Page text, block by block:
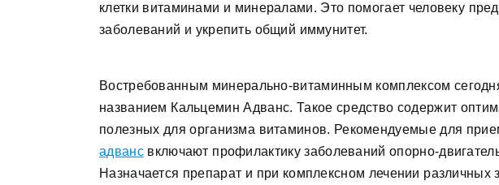
клетки витаминами и минералами. Это помогает человеку
заболеваний и укрепить общий иммунитет.
Востребованным минерально-витаминным комплексом
названием Кальцемин Адванс. Такое средство содержит
полезных для организма витаминов. Рекомендуемые для
адвансвключают профилактику заболеваний опорно-
Назначается препарат и при комплексном лечении различных